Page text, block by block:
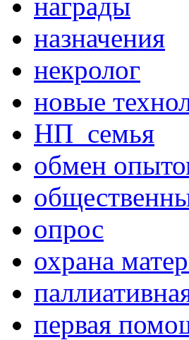
назначения
некролог
новые
НП_семья
обмен
опрос
охрана
первая